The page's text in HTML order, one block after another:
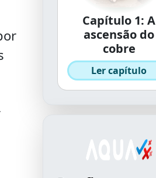
Capítulo 1: A
ascensão do
cobre
Ler capítulo